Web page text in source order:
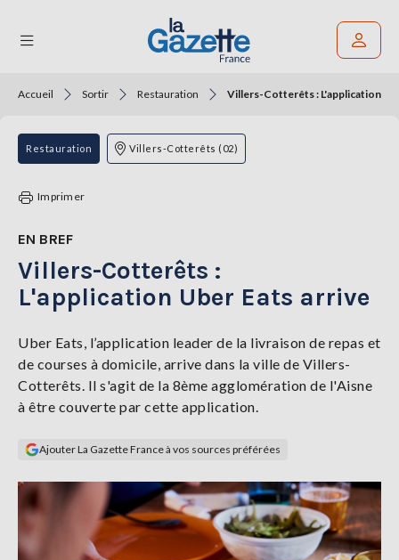
THÉMATIQUES
RÉGIONS
TENDANCES
SERVICES
GAZETTE
Se
S'abonner
Accueil Sortir Restauration Villers-Cotterêts : L'application
Restauration Villers-Cotterêts (02)
Imprimer
EN BREF
Villers-Cotterêts :
L'application Uber Eats arrive
Uber Eats, l’application leader de la livraison de repas et
de courses à domicile, arrive dans la ville de Villers-
Cotterêts. Il s'agit de la 8ème agglomération de l'Aisne
à être couverte par cette application.
Ajouter La Gazette France à vos sources préférées